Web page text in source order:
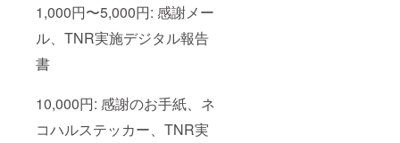
1,000円〜5,000円: 感謝メー
ル、TNR実施デジタル報告
書
10,000円: 感謝のお手紙、ネ
コハルステッカー、TNR実